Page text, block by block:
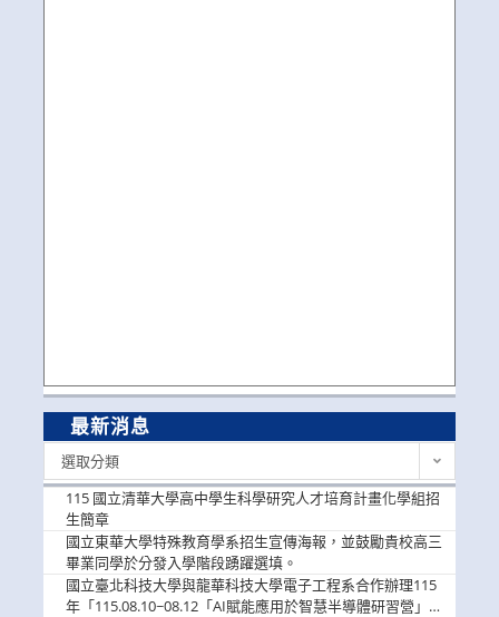
最新消息
選取分類
115 國立清華大學高中學生科學研究人才培育計畫化學組招
生簡章
國立東華大學特殊教育學系招生宣傳海報，並鼓勵貴校高三
畢業同學於分發入學階段踴躍選填。
國立臺北科技大學與龍華科技大學電子工程系合作辦理115
年「115.08.10~08.12「AI賦能應用於智慧半導體研習營」，